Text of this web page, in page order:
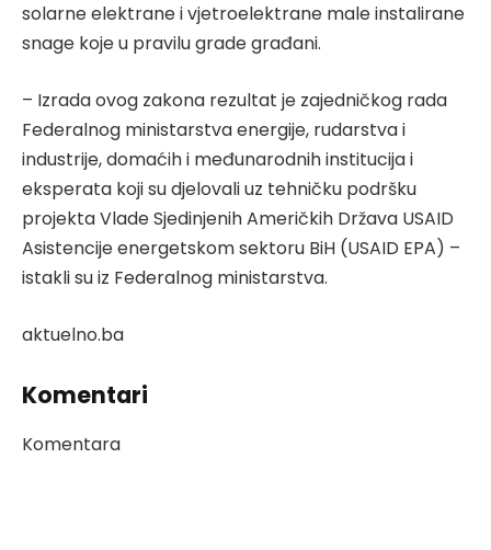
solarne elektrane i vjetroelektrane male instalirane
snage koje u pravilu grade građani.
– Izrada ovog zakona rezultat je zajedničkog rada
Federalnog ministarstva energije, rudarstva i
industrije, domaćih i međunarodnih institucija i
eksperata koji su djelovali uz tehničku podršku
projekta Vlade Sjedinjenih Američkih Država USAID
Asistencije energetskom sektoru BiH (USAID EPA) –
istakli su iz Federalnog ministarstva.
aktuelno.ba
Komentari
Komentara